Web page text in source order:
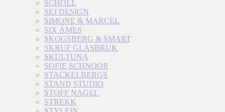
SCHOLL
SEJ DESIGN
SIMONE & MARCEL
SIX ÁMES
SKOGSBERG & SMART
SKRUF GLASBRUK
SKULTUNA
SOFIE SCHNOOR
STACKELBERGS
STAND STUDIO
STOFF NAGEL
STREKK